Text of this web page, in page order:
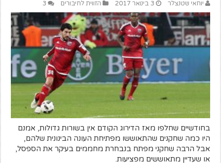
יוחאי שטנצלר 3 בינואר 2017 הזווית לחיבורים 3
בחודשיים שחלפו מאז הדירוג הקודם אין בשורות גדולות, אמנם
היו כמה שחקנים שהתאוששו מפתיחת העונה הבינונית שלהם,
אבל הרבה שחקני מפתח בנבחרת מחממים בעיקר את הספסל,
או שעדיין מתאוששים מפציעות.